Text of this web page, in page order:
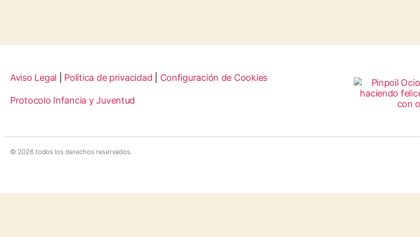
Aviso Legal Política de privacidad Configuración de Cookies
Protocolo Infancia y Juventud
© 2026 todos los derechos reservados.